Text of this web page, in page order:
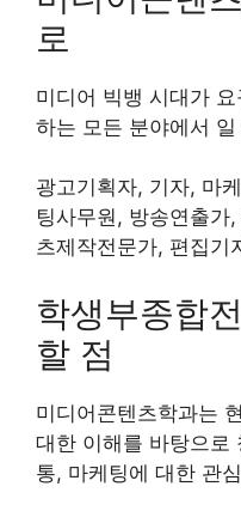
로
미디어 빅뱅 시대가
하는 모든 분야에서
광고기획자, 기자, 마
팅사무원, 방송연출가
츠제작전문가, 편집기
학생부종합
할 점
미디어콘텐츠학과는
대한 이해를 바탕으로
통, 마케팅에 대한 관